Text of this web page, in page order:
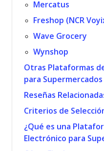
Mercatus
Freshop (NCR
Wave Grocery
Wynshop
Otras Plataformas
para Supermercados
Reseñas
Criterios de
¿Qué es una
Electrónico para